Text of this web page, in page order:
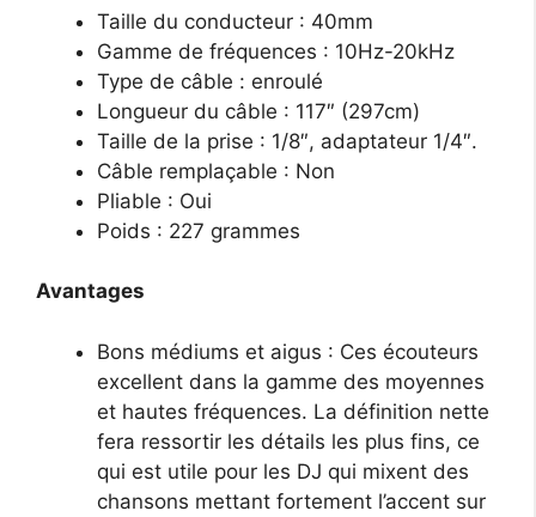
Taille du conducteur : 40mm
Gamme de fréquences : 10Hz-20kHz
Type de câble : enroulé
Longueur du câble : 117″ (297cm)
Taille de la prise : 1/8″, adaptateur 1/4″.
Câble remplaçable : Non
Pliable : Oui
Poids : 227 grammes
Avantages
Bons médiums et aigus : Ces écouteurs
excellent dans la gamme des moyennes
et hautes fréquences. La définition nette
fera ressortir les détails les plus fins, ce
qui est utile pour les DJ qui mixent des
chansons mettant fortement l’accent sur